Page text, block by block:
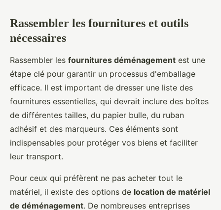
Rassembler les fournitures et outils
nécessaires
Rassembler les fournitures déménagement est une
étape clé pour garantir un processus d'emballage
efficace. Il est important de dresser une liste des
fournitures essentielles, qui devrait inclure des boîtes
de différentes tailles, du papier bulle, du ruban
adhésif et des marqueurs. Ces éléments sont
indispensables pour protéger vos biens et faciliter
leur transport.
Pour ceux qui préfèrent ne pas acheter tout le
matériel, il existe des options de location de matériel
de déménagement. De nombreuses entreprises